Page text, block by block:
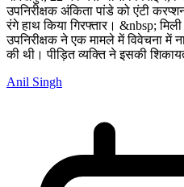
उपनिरीक्षक अंकिता पांडे को एंटी
रंगे हाथ किया गिरफ्तार। &nbsp;
उपनिरीक्षक ने एक मामले में विवेचना में
की थी। पीड़ित व्यक्ति ने इसकी
Anil Singh